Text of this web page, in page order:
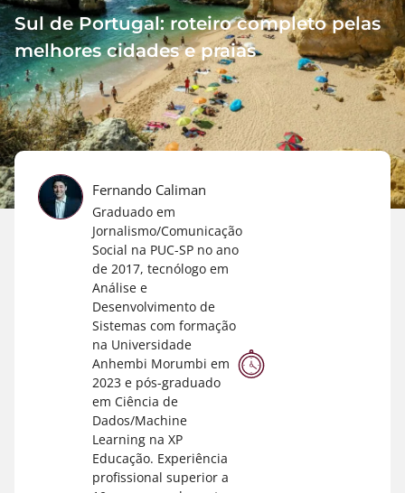
Sul de Portugal: roteiro completo pelas
melhores cidades e praias
Fernando Caliman
Graduado em
Jornalismo/Comunicação
Social na PUC-SP no ano
de 2017, tecnólogo em
Análise e
Desenvolvimento de
Sistemas com formação
na Universidade
Anhembi Morumbi em
2023 e pós-graduado
em Ciência de
Dados/Machine
Learning na XP
Educação. Experiência
profissional superior a